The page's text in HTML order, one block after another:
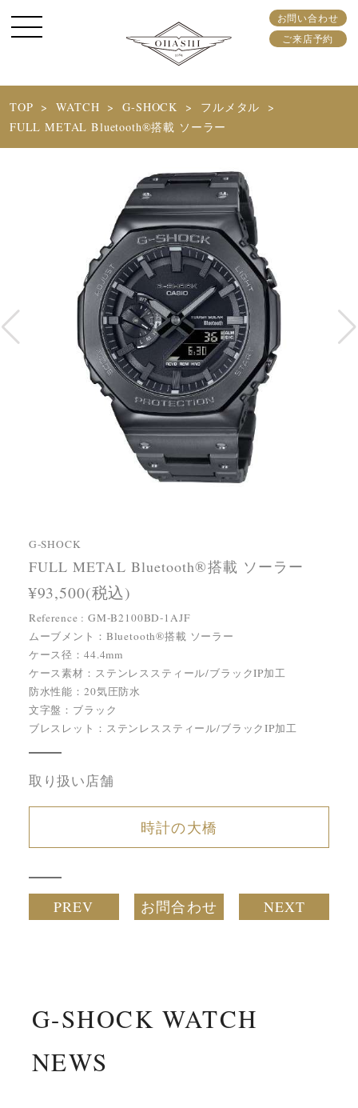
お問い合わせ
ご来店予約
TOP WATCH G-SHOCK
フルメタル
FULL METAL Bluetooth®搭載 ソーラー
G-SHOCK
FULL METAL Bluetooth®搭載 ソーラー
¥93,500(税込)
Reference : GM-B2100BD-1AJF
ムーブメント：Bluetooth®搭載 ソーラー
ケース径：44.4mm
ケース素材：ステンレススティール/ブラックIP加工
防水性能：20気圧防水
文字盤：ブラック
ブレスレット：ステンレススティール/ブラックIP加工
取り扱い店舗
時計の大橋
PREV お問合わせ NEXT
G-SHOCK WATCH
NEWS